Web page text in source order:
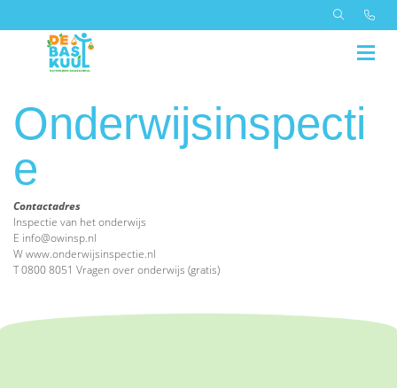
Onderwijsinspecti
e
Contactadres
Inspectie van het onderwijs
E info@owinsp.nl
W www.onderwijsinspectie.nl
T 0800 8051 Vragen over onderwijs (gratis)